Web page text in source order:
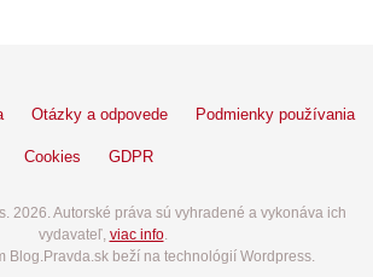
Otázky a odpovede Podmienky používania
Cookies GDPR
2026. Autorské práva sú vyhradené a vykonáva ich
vydavateľ, viac info.
Blog.Pravda.sk beží na technológií Wordpress.